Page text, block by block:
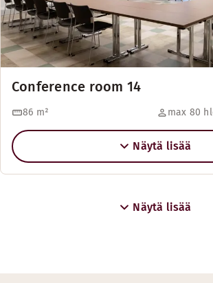
Conference room 14
86 m² max 80
Näytä lisää
Näytä lisää